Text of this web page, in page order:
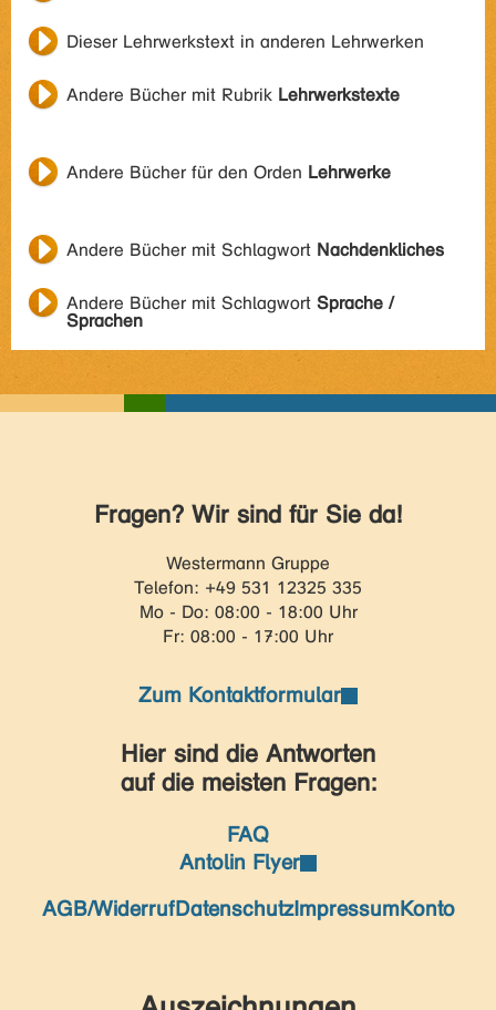
Dieser Lehrwerkstext in anderen Lehrwerken
Andere Bücher mit Rubrik Lehrwerkstexte
Andere Bücher für den Orden Lehrwerke
Andere Bücher mit Schlagwort Nachdenkliches
Andere Bücher mit Schlagwort Sprache /
Sprachen